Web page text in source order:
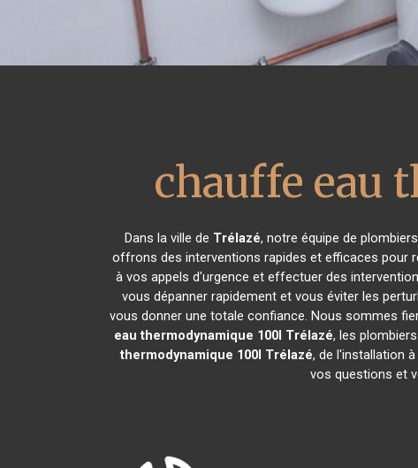
chauffe eau
Dans la ville de Trélazé, notre équipe de
offrons des interventions rapides et efficaces pour
à vos appels d'urgence et effectuer des
vous dépanner rapidement et vous éviter les
vous donner une totale confiance. Nous sommes
eau thermodynamique 100l Trélazé, les
thermodynamique 100l Trélazé, de l'installation
vos questions et